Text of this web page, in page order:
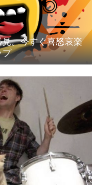
。今すぐ喜怒哀楽
プ